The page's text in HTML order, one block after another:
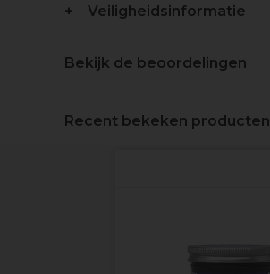
Veiligheidsinformatie
Bekijk de beoordelingen
Recent bekeken producten